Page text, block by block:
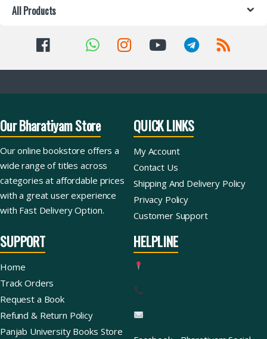
All Products
Our Bharatiyam Store
Our online bookstore offers a
wide range of titles across
categories at affordable prices
with a great user experience
with Fast Delivery Option.
QUICK LINKS
My Account
Contact Us
Shipping And Delivery Policy
Privacy Policy
Customer Support
SUPPORT
Home
Track Orders
Request a Book
Refund & Return Policy
Panjab University Books Store
HELPLINE